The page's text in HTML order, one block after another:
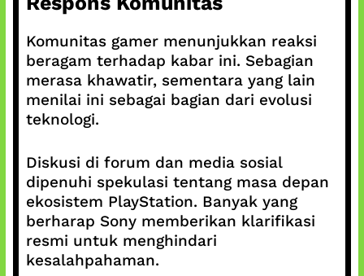
Komunitas gamer menunjukkan reaksi
beragam terhadap kabar ini. Sebagian
merasa khawatir, sementara yang lain
menilai ini sebagai bagian dari evolusi
teknologi.
Diskusi di forum dan media sosial
dipenuhi spekulasi tentang masa depan
ekosistem PlayStation. Banyak yang
berharap Sony memberikan klarifikasi
resmi untuk menghindari
kesalahpahaman.